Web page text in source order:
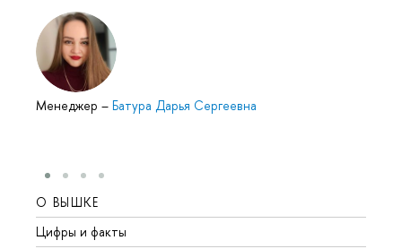
Менеджер – Батура Дарья Сергеевна
О ВЫШКЕ
Цифры и факты